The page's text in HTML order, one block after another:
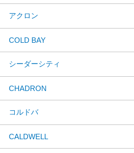
アクロン
COLD BAY
シーダーシティ
CHADRON
コルドバ
CALDWELL